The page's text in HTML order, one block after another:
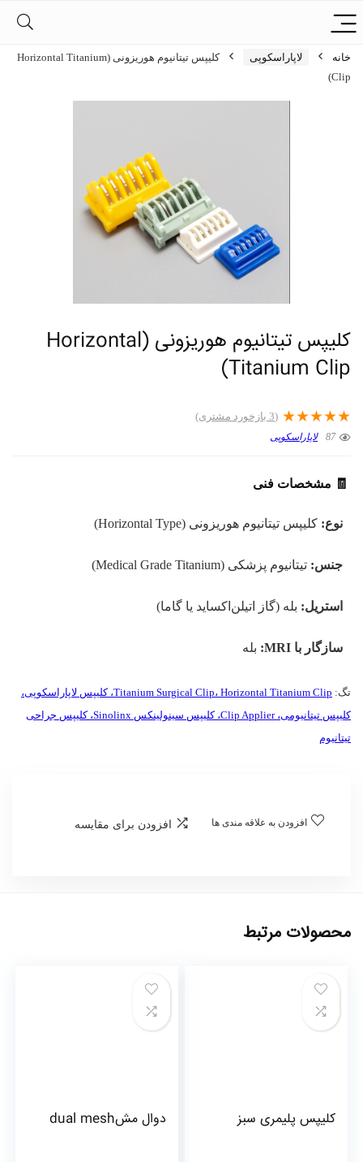
خانه لاپاراسکوپی
کلیپس تیتانیوم هوریزونی (Horizontal Titanium
Clip)
کلیپس تیتانیوم هوریزونی (Horizontal
Titanium Clip)
★
★
★
★
★
(
3 بازخورد مشتری)
87 لاپاراسکوپی
🧾 مشخصات فنی
نوع: کلیپس تیتانیوم هوریزونی (Horizontal Type)
جنس: تیتانیوم پزشکی (Medical Grade Titanium)
استریل: بله (گاز اتیلن‌اکساید یا گاما)
سازگار با MRI: بله
تگ:
Titanium Surgical Clip، Horizontal Titanium Clip، کلیپس لاپاراسکوپی،
کلیپس تیتانیومی، Clip Applier، کلیپس سینولینکس Sinolinx، کلیپس جراحی
تیتانیوم
افزودن به علاقه مندی ها افزودن برای مقایسه
محصولات مرتبط
کلیپس پلیمری سبز دوال مشdual mesh